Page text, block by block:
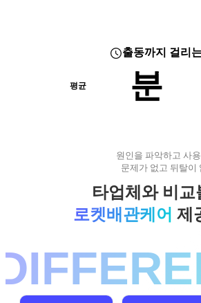
출동까지 걸리
평균 분
원인을 파악하고 사
문제가 없고 뒤탈이
타업체와 비교
로켓배관케어 제